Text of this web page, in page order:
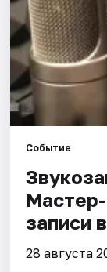
Событие
записи
28 августа